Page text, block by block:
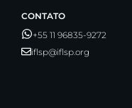
CONTATO
+55 11 96835-9272
iflsp@iflsp.org